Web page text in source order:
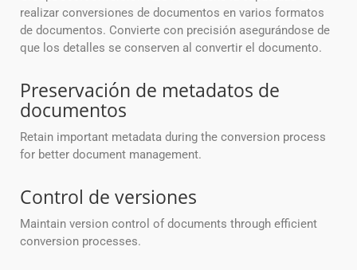
realizar conversiones de documentos en varios formatos
de documentos. Convierte con precisión asegurándose de
que los detalles se conserven al convertir el documento.
Preservación de metadatos de
documentos
Retain important metadata during the conversion process
for better document management.
Control de versiones
Maintain version control of documents through efficient
conversion processes.